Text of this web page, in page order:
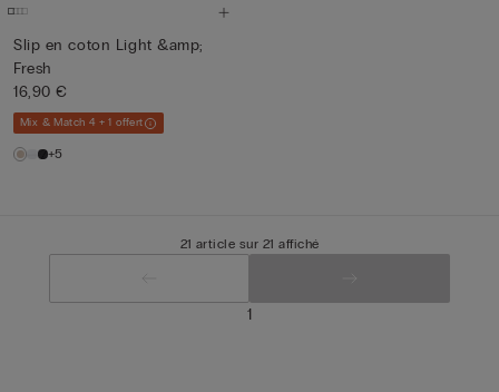
Slip en coton Light &amp;
Fresh
16,90 €
Mix & Match 4 + 1 offert
+5
21 article sur 21 affiché
1